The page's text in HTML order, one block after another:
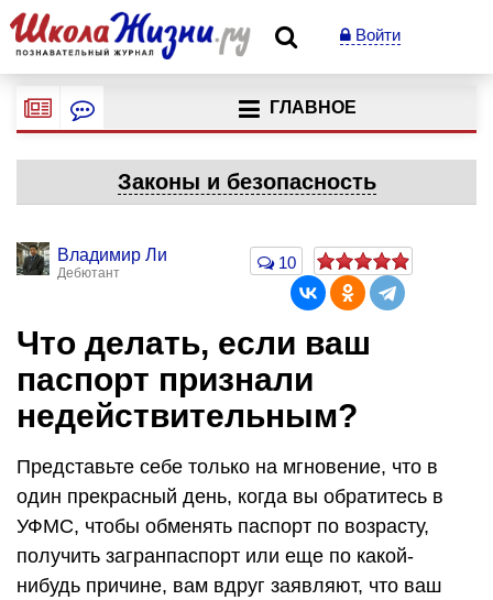
Войти
ГЛАВНОЕ
Законы и безопасность
Владимир Ли
Дебютант
10
Что делать, если ваш
паспорт признали
недействительным?
Представьте себе только на мгновение, что в
один прекрасный день, когда вы обратитесь в
УФМС, чтобы обменять паспорт по возрасту,
получить загранпаспорт или еще по какой-
нибудь причине, вам вдруг заявляют, что ваш